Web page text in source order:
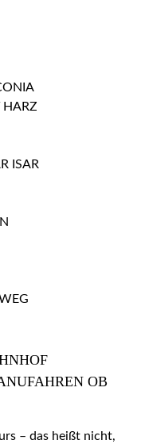
OB
– das heißt nicht,